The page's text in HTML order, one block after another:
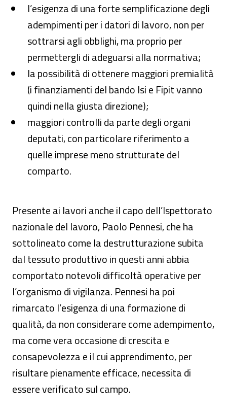
l’esigenza di una forte semplificazione degli
adempimenti per i datori di lavoro, non per
sottrarsi agli obblighi, ma proprio per
permettergli di adeguarsi alla normativa;
la possibilità di ottenere maggiori premialità
(i finanziamenti del bando Isi e Fipit vanno
quindi nella giusta direzione);
maggiori controlli da parte degli organi
deputati, con particolare riferimento a
quelle imprese meno strutturate del
comparto.
Presente ai lavori anche il capo dell’Ispettorato
nazionale del lavoro, Paolo Pennesi, che ha
sottolineato come la destrutturazione subita
dal tessuto produttivo in questi anni abbia
comportato notevoli difficoltà operative per
l’organismo di vigilanza. Pennesi ha poi
rimarcato l’esigenza di una formazione di
qualità, da non considerare come adempimento,
ma come vera occasione di crescita e
consapevolezza e il cui apprendimento, per
risultare pienamente efficace, necessita di
essere verificato sul campo.